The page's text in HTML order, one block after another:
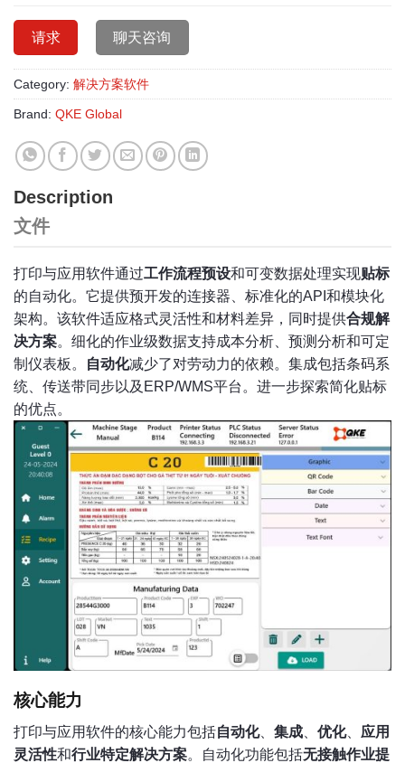
请求 聊天咨询
Category: 解决方案软件
Brand: QKE Global
Description
文件
打印与应用软件通过工作流程预设和可变数据处理实现贴标
的自动化。它提供预开发的连接器、标准化的API和模块化
架构。该软件适应格式灵活性和材料差异，同时提供合规解
决方案。细化的作业级数据支持成本分析、预测分析和可定
制仪表板。
自动化减少了对劳动力的依赖。集成包括条码系
统、传送带同步以及ERP/WMS平台。进一步探索简化贴标
的优点。
核心能力
打印与应用软件的核心能力包括自动化、 集成 优化、 应用
灵活性和行业特定解决方案。自动化功能包括无接触作业提